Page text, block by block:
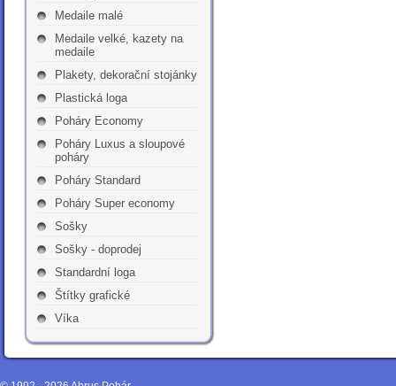
Medaile malé
Medaile velké, kazety na
medaile
Plakety, dekorační stojánky
Plastická loga
Poháry Economy
Poháry Luxus a sloupové
poháry
Poháry Standard
Poháry Super economy
Sošky
Sošky - doprodej
Standardní loga
Štítky grafické
Víka